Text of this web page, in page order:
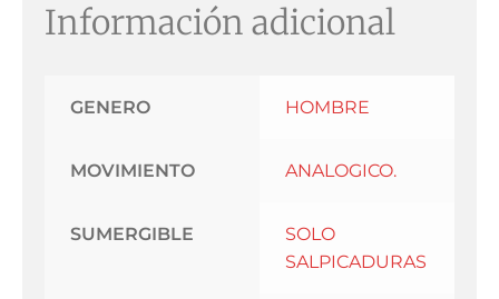
Información adicional
GENERO HOMBRE
MOVIMIENTO ANALOGICO.
SUMERGIBLE
SOLO
SALPICADURAS